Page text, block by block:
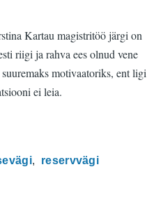
Kartau magistritöö järgi on
riigi ja rahva ees olnud vene
motivaatoriks, ent ligi
ei leia.
reservvägi